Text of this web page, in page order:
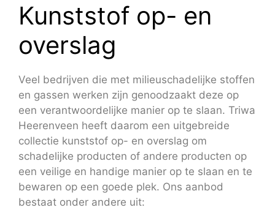
Kunststof op- en
overslag
Veel bedrijven die met milieuschadelijke stoffen
en gassen werken zijn genoodzaakt deze op
een verantwoordelijke manier op te slaan. Triwa
Heerenveen heeft daarom een uitgebreide
collectie kunststof op- en overslag om
schadelijke producten of andere producten op
een veilige en handige manier op te slaan en te
bewaren op een goede plek. Ons aanbod
bestaat onder andere uit: